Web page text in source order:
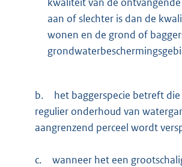
aan of slechter is dan de
wonen en de grond of
b.
het baggerspecie betreft
regulier onderhoud van
aangrenzend perceel wordt
c.
wanneer het een